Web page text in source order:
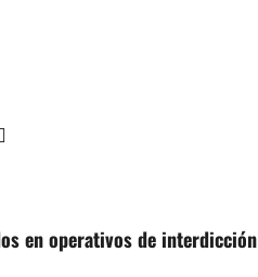
en operativos de interdicción